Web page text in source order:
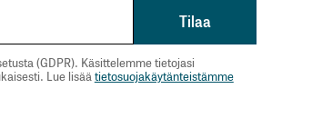
(GDPR). Käsittelemme tietojasi
Lue lisäätietosuojakäytänteistämme